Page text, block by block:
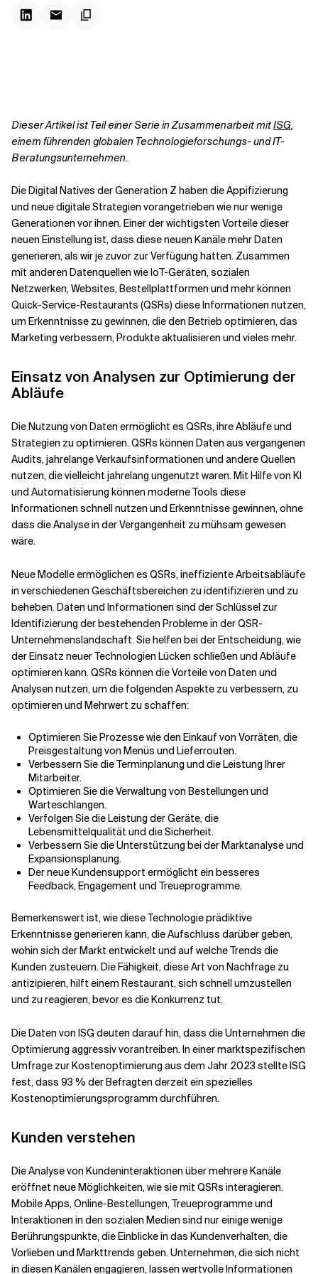
Dieser Artikel ist Teil einer Serie in Zusammenarbeit mitISG,
einem führenden globalen Technologieforschungs- und IT-
Beratungsunternehmen.
Die Digital Natives der Generation Z haben die Appifizierung
und neue digitale Strategien vorangetrieben wie nur wenige
Generationen vor ihnen. Einer der wichtigsten Vorteile dieser
neuen Einstellung ist, dass diese neuen Kanäle mehr Daten
generieren, als wir je zuvor zur Verfügung hatten. Zusammen
mit anderen Datenquellen wie IoT-Geräten, sozialen
Netzwerken, Websites, Bestellplattformen und mehr können
Quick-Service-Restaurants (QSRs) diese Informationen nutzen,
um Erkenntnisse zu gewinnen, die den Betrieb optimieren, das
Marketing verbessern, Produkte aktualisieren und vieles mehr.
Einsatz von Analysen zur Optimierung der
Abläufe
Die Nutzung von Daten ermöglicht es QSRs, ihre Abläufe und
Strategien zu optimieren. QSRs können Daten aus vergangenen
Audits, jahrelange Verkaufsinformationen und andere Quellen
nutzen, die vielleicht jahrelang ungenutzt waren. Mit Hilfe von KI
und Automatisierung können moderne Tools diese
Informationen schnell nutzen und Erkenntnisse gewinnen, ohne
dass die Analyse in der Vergangenheit zu mühsam gewesen
wäre.
Neue Modelle ermöglichen es QSRs, ineffiziente Arbeitsabläufe
in verschiedenen Geschäftsbereichen zu identifizieren und zu
beheben. Daten und Informationen sind der Schlüssel zur
Identifizierung der bestehenden Probleme in der QSR-
Unternehmenslandschaft. Sie helfen bei der Entscheidung, wie
der Einsatz neuer Technologien Lücken schließen und Abläufe
optimieren kann. QSRs können die Vorteile von Daten und
Analysen nutzen, um die folgenden Aspekte zu verbessern, zu
optimieren und Mehrwert zu schaffen:
Optimieren Sie Prozesse wie den Einkauf von Vorräten, die
Preisgestaltung von Menüs und Lieferrouten.
Verbessern Sie die Terminplanung und die Leistung Ihrer
Mitarbeiter.
Optimieren Sie die Verwaltung von Bestellungen und
Warteschlangen.
Verfolgen Sie die Leistung der Geräte, die
Lebensmittelqualität und die Sicherheit.
Verbessern Sie die Unterstützung bei der Marktanalyse und
Expansionsplanung.
Der neue Kundensupport ermöglicht ein besseres
Feedback, Engagement und Treueprogramme.
Bemerkenswert ist, wie diese Technologie prädiktive
Erkenntnisse generieren kann, die Aufschluss darüber geben,
wohin sich der Markt entwickelt und auf welche Trends die
Kunden zusteuern. Die Fähigkeit, diese Art von Nachfrage zu
antizipieren, hilft einem Restaurant, sich schnell umzustellen
und zu reagieren, bevor es die Konkurrenz tut.
Die Daten von ISG deuten darauf hin, dass die Unternehmen die
Optimierung aggressiv vorantreiben. In einer marktspezifischen
Umfrage zur Kostenoptimierung aus dem Jahr 2023 stellte ISG
fest, dass 93 % der Befragten derzeit ein spezielles
Kostenoptimierungsprogramm durchführen.
Kunden verstehen
Die Analyse von Kundeninteraktionen über mehrere Kanäle
eröffnet neue Möglichkeiten, wie sie mit QSRs interagieren.
Mobile Apps, Online-Bestellungen, Treueprogramme und
Interaktionen in den sozialen Medien sind nur einige wenige
Berührungspunkte, die Einblicke in das Kundenverhalten, die
Vorlieben und Markttrends geben. Unternehmen, die sich nicht
in diesen Kanälen engagieren, lassen wertvolle Informationen